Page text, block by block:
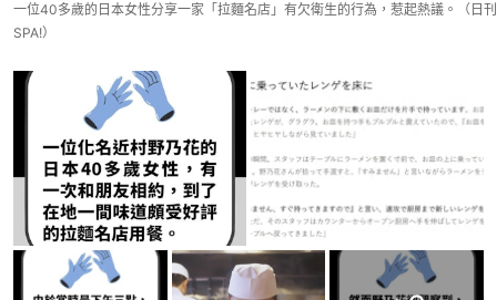
一位40多歲的日本女性分享一家「拉麵名店」有欠衛生的行為，惹起熱議。（日刊
SPA!）